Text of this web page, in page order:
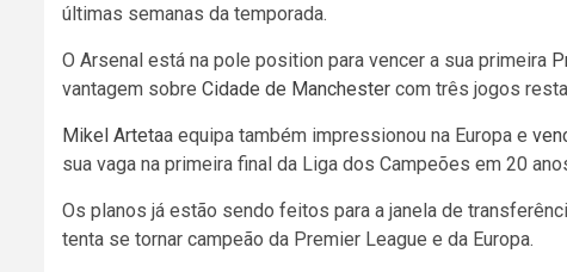
últimas semanas da temporada.
O Arsenal está na pole position para vencer a sua primeira
vantagem sobre Cidade de Manchester com três jogos
Mikel Artetaa equipa também impressionou na Europa e
sua vaga na primeira final da Liga dos Campeões em 20
Os planos já estão sendo feitos para a janela de
tenta se tornar campeão da Premier League e da Europa.